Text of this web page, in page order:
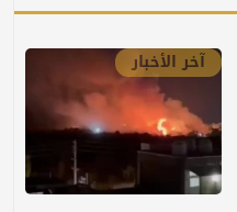
آخر الأخبار